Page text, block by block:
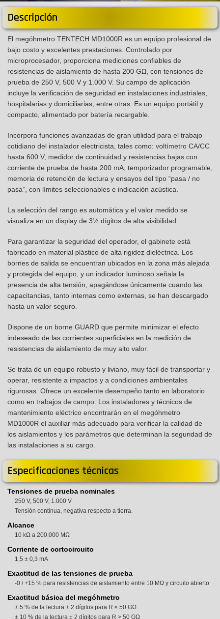
Descripción
El megóhmetro TENTECH MD1000R es un equipo profesional de
bajo costo y excelentes prestaciones. Controlado por
microprocesador, proporciona mediciones confiables de
resistencias de aislamiento de hasta 200 GΩ, con tensiones de
prueba de 250 V, 500 V y 1.000 V. Su campo de aplicación
incluye la verificación de seguridad en instalaciones industriales,
hospitalarias y domiciliarias, entre otras. Es un equipo portátil y
compacto, alimentado por batería recargable.
Incorpora funciones avanzadas de gran utilidad para el trabajo
cotidiano del instalador electricista, tales como: voltímetro CA/CC
hasta 600 V, medidor de continuidad y resistencias bajas con
corriente de prueba de hasta 200 mA, temporizador programable,
memoria de retención de lectura y ensayos del tipo “pasa / no
pasa”, con límites seleccionables e indicación acústica.
La selección del rango es automática y el valor medido se
visualiza en un display de 3½ dígitos de alta visibilidad.
Para garantizar la seguridad del operador, el gabinete está
fabricado en material plástico de alta rigidez dieléctrica. Los
bornes de salida se encuentran ubicados en la zona más alejada
y protegida del equipo, y un indicador luminoso señala la
presencia de alta tensión, apagándose únicamente cuando las
capacitancias, tanto internas como externas, se han descargado
hasta un valor seguro.
Dispone de un borne GUARD que permite minimizar el efecto
indeseado de las corrientes superficiales en la medición de
resistencias de aislamiento de muy alto valor.
Se trata de un equipo robusto y liviano, muy fácil de transportar y
operar, resistente a impactos y a condiciones ambientales
rigurosas. Ofrece un excelente desempeño tanto en laboratorio
como en trabajos de campo. Los instaladores y técnicos de
mantenimiento eléctrico encontrarán en el megóhmetro
MD1000R el auxiliar más adecuado para verificar la calidad de
los aislamientos y los parámetros que determinan la seguridad de
las instalaciones a su cargo.
Especificaciones técnicas
Tensiones de prueba nominales
250 V, 500 V, 1.000 V
Tensión continua, negativa respecto a tierra.
Alcance
10 kΩ a 200.000 MΩ
Corriente de cortocircuito
1,5 ± 0,3 mA
Exactitud de las tensiones de prueba
-0 / +15 % para resistencias de aislamiento entre 10 MΩ y circuito abierto
Exactitud básica del megóhmetro
± 5 % de la lectura ± 2 dígitos para R ≤ 50 GΩ
± 10 % de la lectura ± 2 dígitos para R > 50 GΩ